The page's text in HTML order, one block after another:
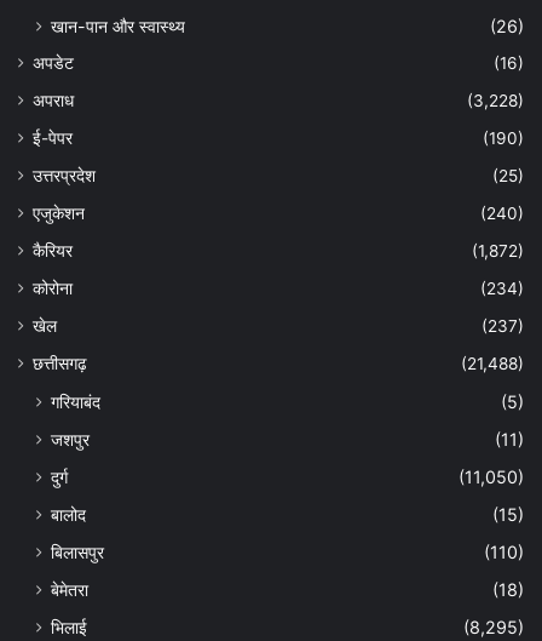
खान-पान और स्वास्थ्य (26)
अपडेट
(16)
अपराध
(3,228)
ई-पेपर
(190)
उत्तरप्रदेश
(25)
एजुकेशन
(240)
कैरियर
(1,872)
कोरोना
(234)
खेल
(237)
छत्तीसगढ़
(21,488)
गरियाबंद
(5)
जशपुर
(11)
दुर्ग
(11,050)
बालोद
(15)
बिलासपुर
(110)
बेमेतरा
(18)
भिलाई
(8,295)